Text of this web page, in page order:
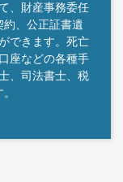
、財産事務委任
、公正証書遺
できます。死亡
座などの各種手
、司法書士、税